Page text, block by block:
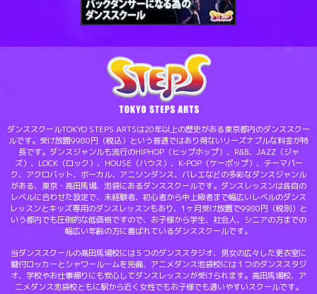
ダンススクールTOKYO STEPS ARTSは20年以上の歴史がある東京都内のダンススクー
ルです。受け放題9980円（税込）という普通ではあり得ないリーズナブルな料金が特
長です。ダンスジャンルも流行のHIPHOP（ヒップホップ）、R&B、JAZZ（ジャ
ズ）、LOCK（ロック）、HOUSE（ハウス）、K-POP（ケーポップ）、テーマパー
ク、アクロバット、ボーカル、アニソンダンス、バレエなどの多彩なダンスジャンル
がある、東京・高田馬場、池袋にあるダンススクールです。ダンスレッスンは各自の
レベルに合わせた設定で、未経験者、初心者から中上級者まで幅広いレベルのダンス
レッスンとキッズ専用のダンスレッスンもあり、1ヶ月受け放題で9980円（税別）と
いう都内でも圧倒的な低価格ですので、お子様から学生、社会人、シニアの方までの
幅広い年齢の方に喜ばれているダンススクールです。
当ダンススクールの高田馬場校には５つのダンススタジオ、男女の広々した更衣室に
鍵付ロッカーとシャワールームを完備、アニメダンス池袋校には１つのダンススタジ
オ、学校やお仕事帰りにも安心してダンスレッスンが受けられます。高田馬場校、ア
ニメダンス池袋校ともに駅から近く女性でもお子様でも通いやすいスクールです。